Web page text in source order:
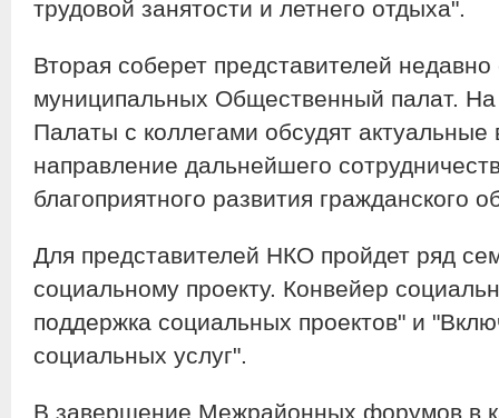
трудовой занятости и летнего отдыха".
Вторая соберет представителей
муниципальных Общественный палат. На
Палаты с коллегами обсудят
направление дальнейшего
благоприятного развития гражданского
Для представителей НКО пройдет ряд
социальному проекту. Конвейер
поддержка социальных проектов" и
социальных услуг".
В завершение Межрайонных форумов в